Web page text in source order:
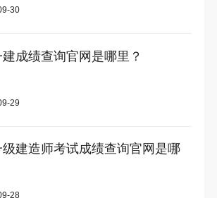
30
成绩查询官网是哪里？
29
级建造师考试成绩查询官网是哪
28